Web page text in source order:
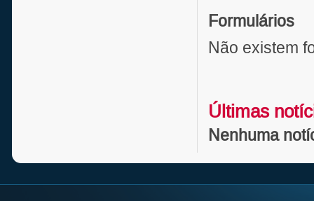
Formulários
Não existem
Últimas
Nenhuma